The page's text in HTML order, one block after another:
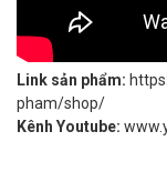
Link sản phẩm:
pham/shop/
Kênh Youtube: